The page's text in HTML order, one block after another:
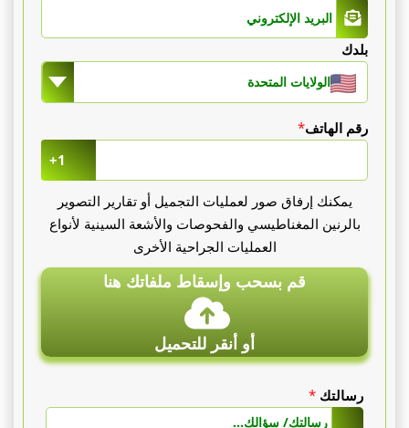
منطقة
واحدة
البطن)
(مثال:
البطن
بلدك
الولايات المتحدة
رقم الهاتف*
+1
يمكنك إرفاق صور لعمليات التجميل أو تقارير التصوير
بالرنين المغناطيسي والفحوصات والأشعة السينية لأنواع
العمليات الجراحية الأخرى
قم بسحب وإسقاط ملفاتك هنا
أو أنقر للتحميل
رسالتك*